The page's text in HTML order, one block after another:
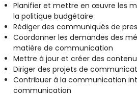
Planifier et mettre en œuvre les
la politique budgétaire
Rédiger des communiqués de
Coordonner les demandes des
matière de communication
Mettre à jour et créer des
Diriger des projets de
Contribuer à la communication
communication